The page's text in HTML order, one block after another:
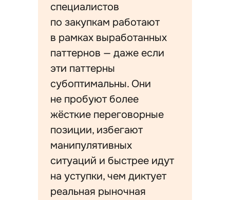
специалистов
по закупкам работают
в рамках выработанных
паттернов — даже если
эти паттерны
субоптимальны. Они
не пробуют более
жёсткие переговорные
позиции, избегают
манипулятивных
ситуаций и быстрее идут
на уступки, чем диктует
реальная рыночная